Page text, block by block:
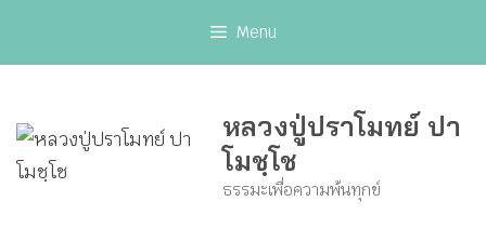
Menu
หลวงปู่ปราโมทย์ ปา
โมชฺโช
ธรรมะเพื่อความพ้นทุกข์